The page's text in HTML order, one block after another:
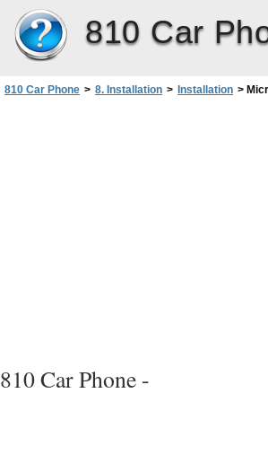
810 Car
810 Car Phone > 8. Installation > Installation >
810 Car Phone -